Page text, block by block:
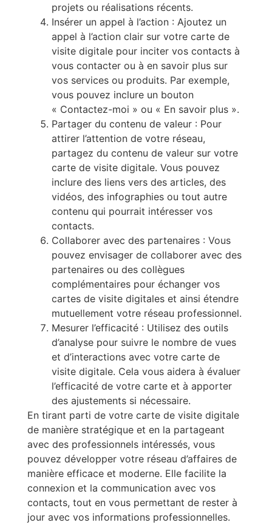
projets ou réalisations récents.
Insérer un appel à l’action : Ajoutez un
appel à l’action clair sur votre carte de
visite digitale pour inciter vos contacts à
vous contacter ou à en savoir plus sur
vos services ou produits. Par exemple,
vous pouvez inclure un bouton
« Contactez-moi » ou « En savoir plus ».
Partager du contenu de valeur : Pour
attirer l’attention de votre réseau,
partagez du contenu de valeur sur votre
carte de visite digitale. Vous pouvez
inclure des liens vers des articles, des
vidéos, des infographies ou tout autre
contenu qui pourrait intéresser vos
contacts.
Collaborer avec des partenaires : Vous
pouvez envisager de collaborer avec des
partenaires ou des collègues
complémentaires pour échanger vos
cartes de visite digitales et ainsi étendre
mutuellement votre réseau professionnel.
Mesurer l’efficacité : Utilisez des outils
d’analyse pour suivre le nombre de vues
et d’interactions avec votre carte de
visite digitale. Cela vous aidera à évaluer
l’efficacité de votre carte et à apporter
des ajustements si nécessaire.
En tirant parti de votre carte de visite digitale
de manière stratégique et en la partageant
avec des professionnels intéressés, vous
pouvez développer votre réseau d’affaires de
manière efficace et moderne. Elle facilite la
connexion et la communication avec vos
contacts, tout en vous permettant de rester à
jour avec vos informations professionnelles.